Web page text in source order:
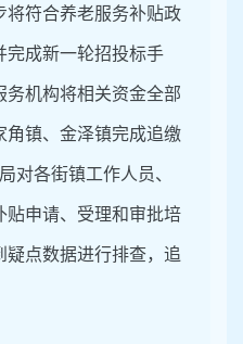
将符合养老服务补贴政
完成新一轮招投标手
务机构将相关资金全部
角镇、金泽镇完成追缴
对各街镇工作人员、
贴申请、受理和审批培
疑点数据进行排查，追